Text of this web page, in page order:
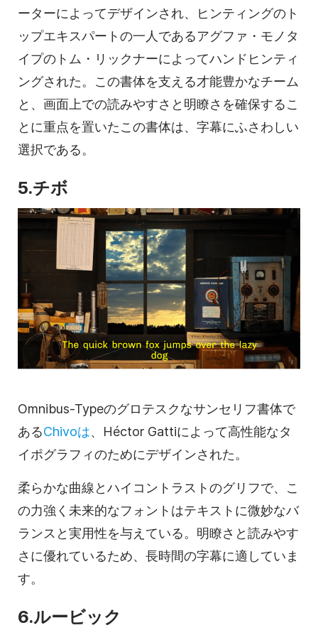
ーターによってデザインされ、ヒンティングのト
ップエキスパートの一人であるアグファ・モノタ
イプのトム・リックナーによってハンドヒンティ
ングされた。この書体を支える才能豊かなチーム
と、画面上での読みやすさと明瞭さを確保するこ
とに重点を置いたこの書体は、字幕にふさわしい
選択である。
5.チボ
Omnibus-Typeのグロテスクなサンセリフ書体で
あるChivoは、Héctor Gattiによって高性能なタ
イポグラフィのためにデザインされた。
柔らかな曲線とハイコントラストのグリフで、こ
の力強く未来的なフォントはテキストに微妙なバ
ランスと実用性を与えている。明瞭さと読みやす
さに優れているため、長時間の字幕に適していま
す。
6.ルービック